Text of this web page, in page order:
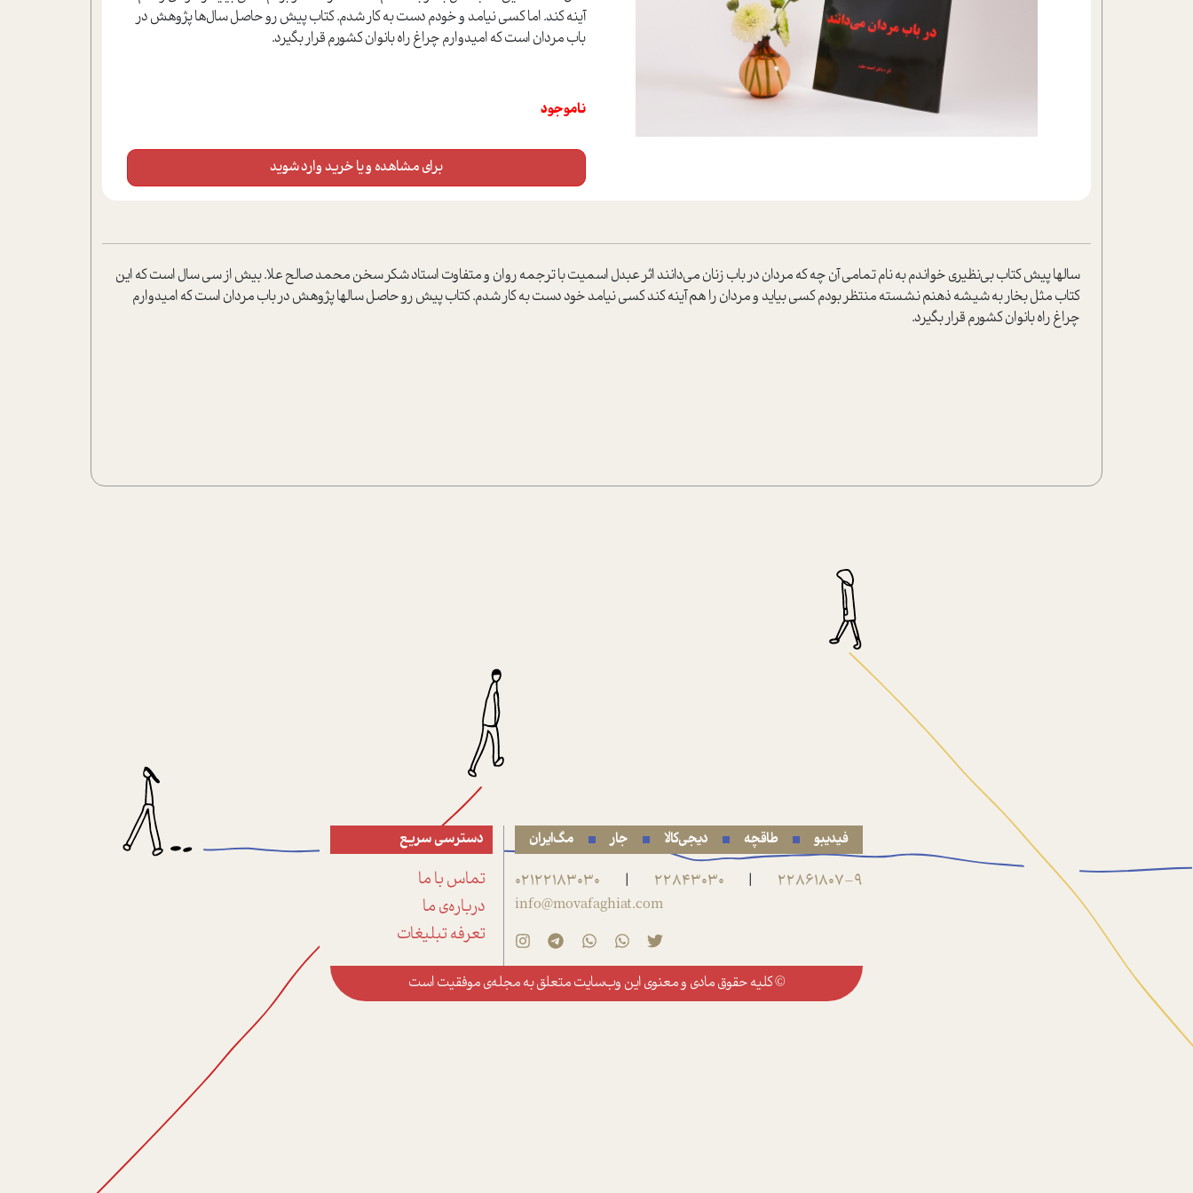
تحلیل فیلم
شیوانا
داستان
آینه کند. اما کسی نیامد و خودم دست به کار شدم. کتاب پیش رو حاصل سال‌ها پژوهش در
باب مردان است که امیدوارم چراغ راه بانوان کشورم قرار بگیرد.
ناموجود
برای مشاهده و یا خرید وارد شوید
سالها پیش کتاب بی‌نظیری خواندم به نام تمامی آن چه که مردان در باب زنان می‌دانند اثر عبدل اسمیت با ترجمه روان و متفاوت استاد شکر سخن محمد صالح علا. بیش از سی سال است که این
کتاب مثل بخار به شیشه ذهنم نشسته منتظر بودم کسی بیاید و مردان را هم آینه کند کسی نیامد خود دست به کار شدم. کتاب پیش رو حاصل سالها پژوهش در باب مردان است که امیدوارم
چراغ راه بانوان کشورم قرار بگیرد.
فیدیبو طاقچه دیجی‌کالا جار مگ‌ایران
22861807-9
|
22843030
|
02122183030
info@movafaghiat.com
دسترسی سریع
تماس با ما
درباره‌ی ما
تعرفه تبلیغات
© کلیه حقوق مادی و معنوی این وب‌سایت متعلق بهمجله‌ی موفقیتاست